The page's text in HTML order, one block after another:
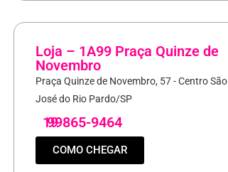
Loja – 1A99 Praça Quinze de
Novembro
Praça Quinze de Novembro, 57 - Centro São
José do Rio Pardo/SP
19
99865-9464
COMO CHEGAR